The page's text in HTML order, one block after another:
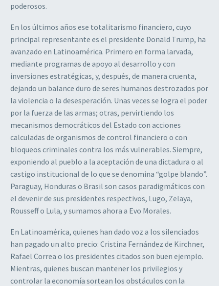
poderosos.
En los últimos años ese totalitarismo financiero, cuyo
principal representante es el presidente Donald Trump, ha
avanzado en Latinoamérica. Primero en forma larvada,
mediante programas de apoyo al desarrollo y con
inversiones estratégicas, y, después, de manera cruenta,
dejando un balance duro de seres humanos destrozados por
la violencia o la desesperación. Unas veces se logra el poder
por la fuerza de las armas; otras, pervirtiendo los
mecanismos democráticos del Estado con acciones
calculadas de organismos de control financiero o con
bloqueos criminales contra los más vulnerables. Siempre,
exponiendo al pueblo a la aceptación de una dictadura o al
castigo institucional de lo que se denomina “golpe blando”.
Paraguay, Honduras o Brasil son casos paradigmáticos con
el devenir de sus presidentes respectivos, Lugo, Zelaya,
Rousseff o Lula, y sumamos ahora a Evo Morales.
En Latinoamérica, quienes han dado voz a los silenciados
han pagado un alto precio: Cristina Fernández de Kirchner,
Rafael Correa o los presidentes citados son buen ejemplo.
Mientras, quienes buscan mantener los privilegios y
controlar la economía sortean los obstáculos con la